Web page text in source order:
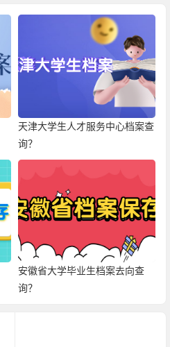
天津大学生人才服务中心档案查
询？
安徽省大学毕业生档案去向查
询？